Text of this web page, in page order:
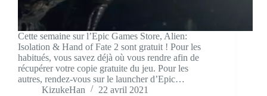
Cette semaine sur l’Epic Games Store, Alien:
Isolation & Hand of Fate 2 sont gratuit ! Pour les
habitués, vous savez déjà où vous rendre afin de
récupérer votre copie gratuite du jeu. Pour les
autres, rendez-vous sur le launcher d’Epic…
KizukeHan
22 avril 2021